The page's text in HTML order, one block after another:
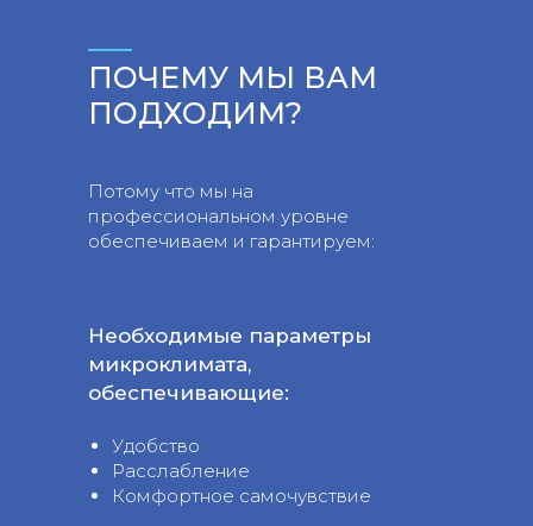
ПОЧЕМУ МЫ ВАМ
ПОДХОДИМ?
Потому что мы на
профессиональном уровне
обеспечиваем и гарантируем:
Необходимые параметры
микроклимата,
обеспечивающие:
Удобство
Расслабление
Комфортное самочувствие